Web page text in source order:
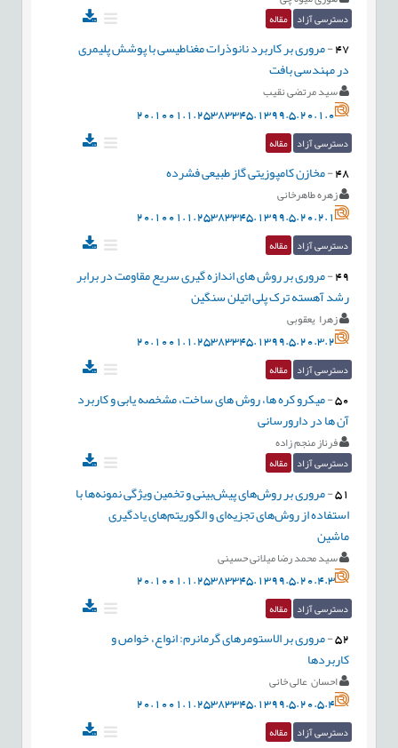
دسترسی آزاد مقاله
47
-مروری بر کاربرد نانوذرات مغناطیسی با پوشش پلیمری
در مهندسی بافت
سید مرتضی نقیب
20.1001.1.25383345.1399.5.20.1.0
دسترسی آزاد مقاله
48
-مخازن کامپوزیتی گاز طبیعی فشرده
زهره طاهرخانی
20.1001.1.25383345.1399.5.20.2.1
دسترسی آزاد مقاله
49
-مروری بر روش های اندازه گیری سریع مقاومت در برابر
رشد آهسته ترک پلی اتیلن سنگین
زهرا یعقوبی
20.1001.1.25383345.1399.5.20.3.2
دسترسی آزاد مقاله
50
-میکرو کره ها، روش های ساخت، مشخصه يابی و کاربرد
آن ها در دارورسانی
فرناز منجم زاده
دسترسی آزاد مقاله
51
-مروری بر روش‌های پیش‌بینی و تخمین ویژگی نمونه‌ها با
استفاده از روش‌های تجزیه‌ای و الگوریتم‌های یادگیری
ماشین
سید محمد رضا میلانی حسینی
20.1001.1.25383345.1399.5.20.4.3
دسترسی آزاد مقاله
52
-مروری بر الاستومرهای گرمانرم: انواع، خواص و
کاربردها
احسان عالی خانی
20.1001.1.25383345.1399.5.20.5.4
دسترسی آزاد مقاله